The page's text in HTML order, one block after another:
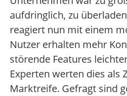
aufdringlich, zu
reagiert nun mit einem
Nutzer erhalten mehr
störende Features
Experten werten dies als
Marktreife. Gefragt sind